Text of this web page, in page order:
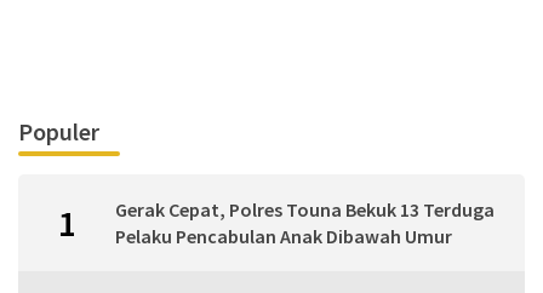
Populer
1
Gerak Cepat, Polres Touna Bekuk 13 Terduga
Pelaku Pencabulan Anak Dibawah Umur